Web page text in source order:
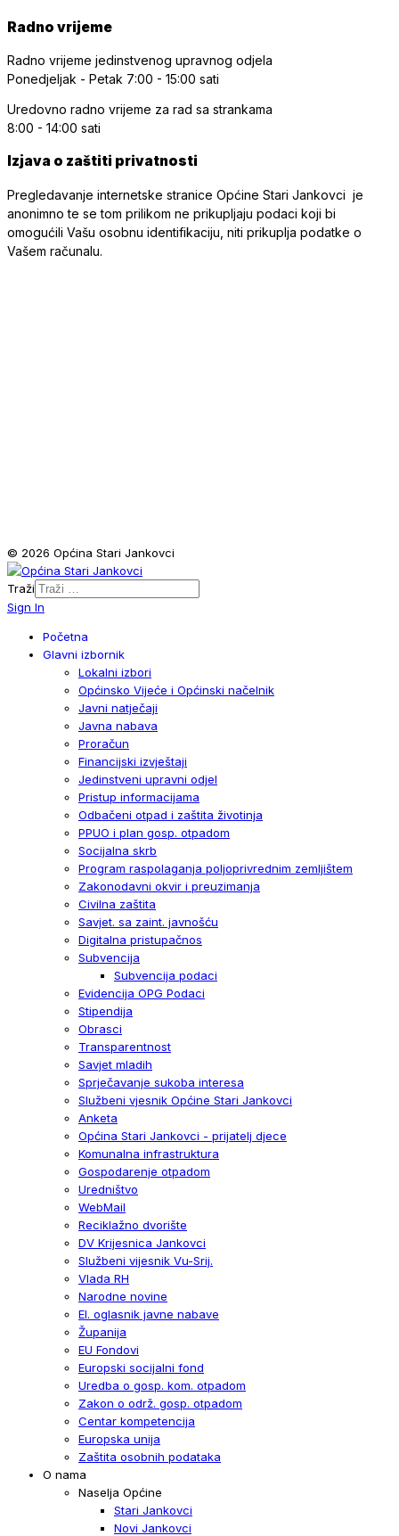
Radno vrijeme
Radno vrijeme jedinstvenog upravnog odjela
Ponedjeljak - Petak 7:00 - 15:00 sati
Uredovno radno vrijeme za rad sa strankama
8:00 - 14:00 sati
Izjava o zaštiti privatnosti
Pregledavanje internetske stranice Općine Stari Jankovci je
anonimno te se tom prilikom ne prikupljaju podaci koji bi
omogućili Vašu osobnu identifikaciju, niti prikuplja podatke o
Vašem računalu.
© 2026 Općina Stari Jankovci
Traži
Sign In
Početna
Glavni izbornik
Lokalni izbori
Općinsko Vijeće i Općinski načelnik
Javni natječaji
Javna nabava
Proračun
Financijski izvještaji
Jedinstveni upravni odjel
Pristup informacijama
Odbačeni otpad i zaštita životinja
PPUO i plan gosp. otpadom
Socijalna skrb
Program raspolaganja poljoprivrednim zemljištem
Zakonodavni okvir i preuzimanja
Civilna zaštita
Savjet. sa zaint. javnošću
Digitalna pristupačnos
Subvencija
Subvencija podaci
Evidencija OPG Podaci
Stipendija
Obrasci
Transparentnost
Savjet mladih
Sprječavanje sukoba interesa
Službeni vjesnik Općine Stari Jankovci
Anketa
Općina Stari Jankovci - prijatelj djece
Komunalna infrastruktura
Gospodarenje otpadom
Uredništvo
WebMail
Reciklažno dvorište
DV Krijesnica Jankovci
Službeni vijesnik Vu-Srij.
Vlada RH
Narodne novine
El. oglasnik javne nabave
Županija
EU Fondovi
Europski socijalni fond
Uredba o gosp. kom. otpadom
Zakon o održ. gosp. otpadom
Centar kompetencija
Europska unija
Zaštita osobnih podataka
O nama
Naselja Općine
Stari Jankovci
Novi Jankovci